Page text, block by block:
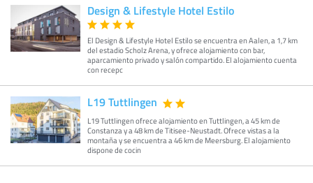
Design & Lifestyle Hotel Estilo
El Design & Lifestyle Hotel Estilo se encuentra en Aalen, a 1,7 km
del estadio Scholz Arena, y ofrece alojamiento con bar,
aparcamiento privado y salón compartido. El alojamiento cuenta
con recepc
L19 Tuttlingen
L19 Tuttlingen ofrece alojamiento en Tuttlingen, a 45 km de
Constanza y a 48 km de Titisee-Neustadt. Ofrece vistas a la
montaña y se encuentra a 46 km de Meersburg. El alojamiento
dispone de cocin